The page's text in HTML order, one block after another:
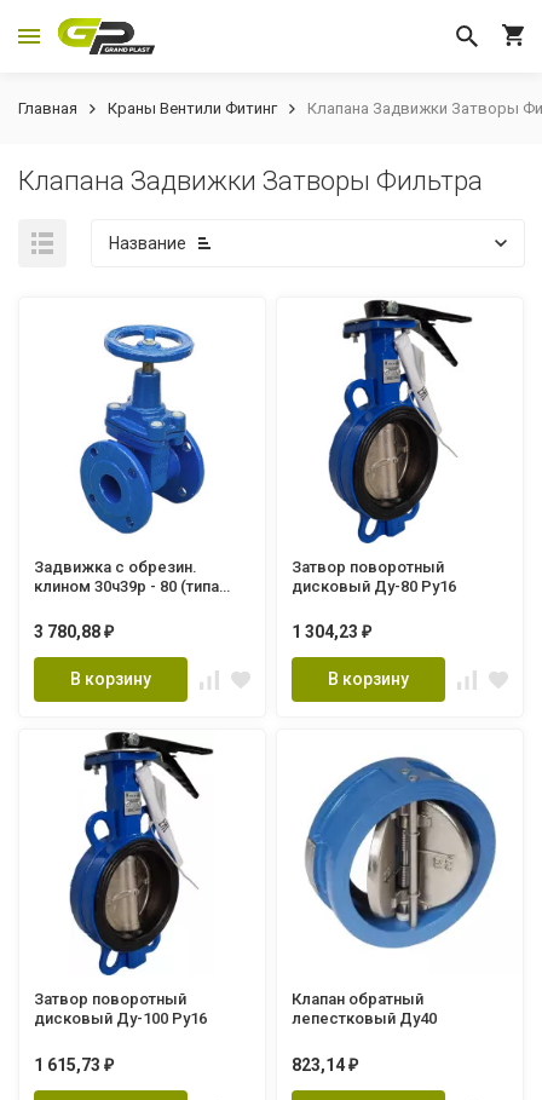
Главная Краны Вентили Фитинг Клапана Задвижки Затворы
Клапана Задвижки Затворы Фильтра
Название
Задвижка с обрезин.
клином 30ч39р - 80 (типа
Т=120С
3 780,88 ₽
В корзину
Затвор поворотный
дисковый Ду-80 Ру16
1 304,23 ₽
В корзину
Затвор поворотный
дисковый Ду-100 Ру16
1 615,73 ₽
Клапан обратный
лепестковый Ду40
823,14 ₽